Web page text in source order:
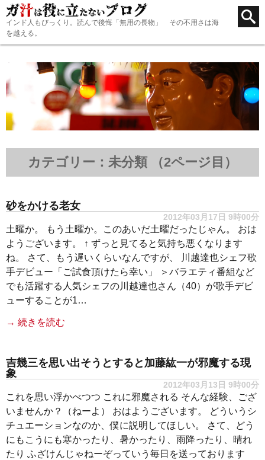
インド人もびっくり。読んで後悔「無用の長物」 その不用さは海
を越える。
カテゴリー：未分類 （2ページ目）
砂をかける老女
2012年03月17日 9時00分
土曜か。 もう土曜か。このあいだ土曜だったじゃん。 おは
ようございます。 ↑ ずっと見てると気持ち悪くなります
ね。 さて、もう遅いくらいなんですが、 川越達也シェフ歌
手デビュー「ご試食頂けたら幸い」 ＞バラエティ番組など
でも活躍する人気シェフの川越達也さん（40）が歌手デビ
ューすることが1…
→ 続きを読む
吉幾三を思い出そうとすると加藤紘一が邪魔する現
象
2012年03月13日 9時00分
これを思い浮かべつつ これに邪魔される そんな経験、ござ
いませんか？（ねーよ） おはようございます。 どういうシ
チュエーションなのか、僕に説明してほしい。 さて、どう
にもこうにも寒かったり、暑かったり、雨降ったり、晴れ
たり ふざけんじゃねーぞっていう毎日を送っております